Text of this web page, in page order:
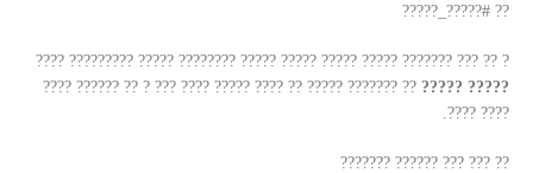
?? #?????_?????
? ?? ??? ??????? ????? ????? ????? ????? ???????? ????? ????????? ????
????? ?????
?? ??????? ????? ?? ???? ????? ???? ??? ? ?? ?????? ????
???? ????.
?? ??? ??? ?????? ???????